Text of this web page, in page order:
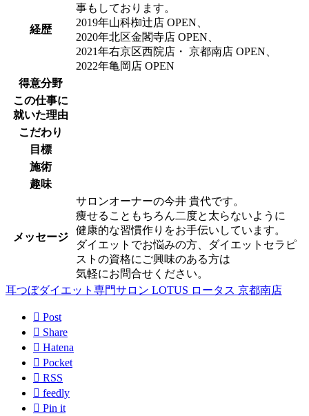
経歴
事もしております。
2019年山科椥辻店 OPEN、
2020年北区金閣寺店 OPEN、
2021年右京区西院店・ 京都南店 OPEN、
2022年亀岡店 OPEN
得意分野
この仕事に
就いた理由
こだわり
目標
施術
趣味
メッセージ
サロンオーナーの今井 貴代です。
痩せることもちろん二度と太らないように
健康的な習慣作りをお手伝いしています。
ダイエットでお悩みの方、ダイエットセラピ
ストの資格にご興味のある方は
気軽にお問合せください。
耳つぼダイエット専門サロン LOTUS ロータス 京都南店
 Post
 Share
 Hatena
 Pocket
 RSS
 feedly
 Pin it